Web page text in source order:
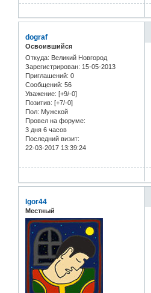
dograf
Освоившийся
Откуда: Великий Новгород
Зарегистрирован: 15-05-2013
Приглашений: 0
Сообщений: 56
Уважение: [+9/-0]
Позитив: [+7/-0]
Пол: Мужской
Провел на форуме:
3 дня 6 часов
Последний визит:
22-03-2017 13:39:24
Igor44
Местный